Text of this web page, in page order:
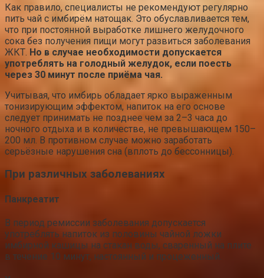
Как правило, специалисты не рекомендуют регулярно
пить чай с имбирём натощак. Это обуславливается тем,
что при постоянной выработке лишнего желудочного
сока без получения пищи могут развиться заболевания
ЖКТ. Но в случае необходимости допускается
употреблять на голодный желудок, если поесть
через 30 минут после приёма чая.
Учитывая, что имбирь обладает ярко выраженным
тонизирующим эффектом, напиток на его основе
следует принимать не позднее чем за 2–3 часа до
ночного отдыха и в количестве, не превышающем 150–
200 мл. В противном случае можно заработать
серьёзные нарушения сна (вплоть до бессонницы).
При различных заболеваниях
Панкреатит
В период ремиссии заболевания допускается
употреблять напиток из половины чайной ложки
имбирной кашицы на стакан воды, сваренный на плите
в течение 10 минут, настоянный и процеженный.